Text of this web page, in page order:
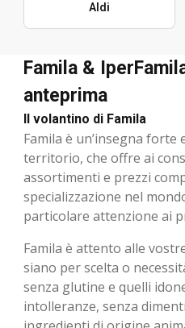
Aldi
Famila &
anteprima
Il volantino di Famila
Famila è un’insegna forte
territorio, che offre ai
assortimenti e prezzi
specializzazione nel
particolare attenzione ai
Famila è attento alle
siano per scelta o
senza glutine e quelli
intolleranze, senza